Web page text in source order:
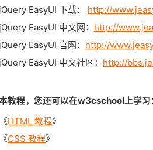
jQuery EasyUI 下载： http://
jQuery EasyUI 中文网： http://
jQuery EasyUI 官网： http://
jQuery EasyUI 中文社区： http://
教程，您还可以在w3cschool上学习
《HTML 教程》
《CSS 教程》